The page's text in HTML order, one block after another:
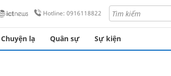
Hotline: 0916118822
Chuyện lạ Quân sự Sự kiện